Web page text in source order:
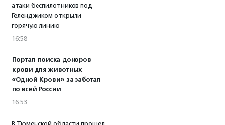
атаки беспилотников под
Геленджиком открыли
горячую линию
16:58
Портал поиска доноров
крови для животных
«Одной Крови» заработал
по всей России
16:53
В Тюменской области прошел